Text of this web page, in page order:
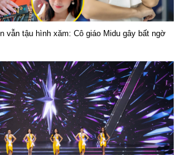
vẫn tậu hình xăm: Cô giáo Midu gây bất ngờ